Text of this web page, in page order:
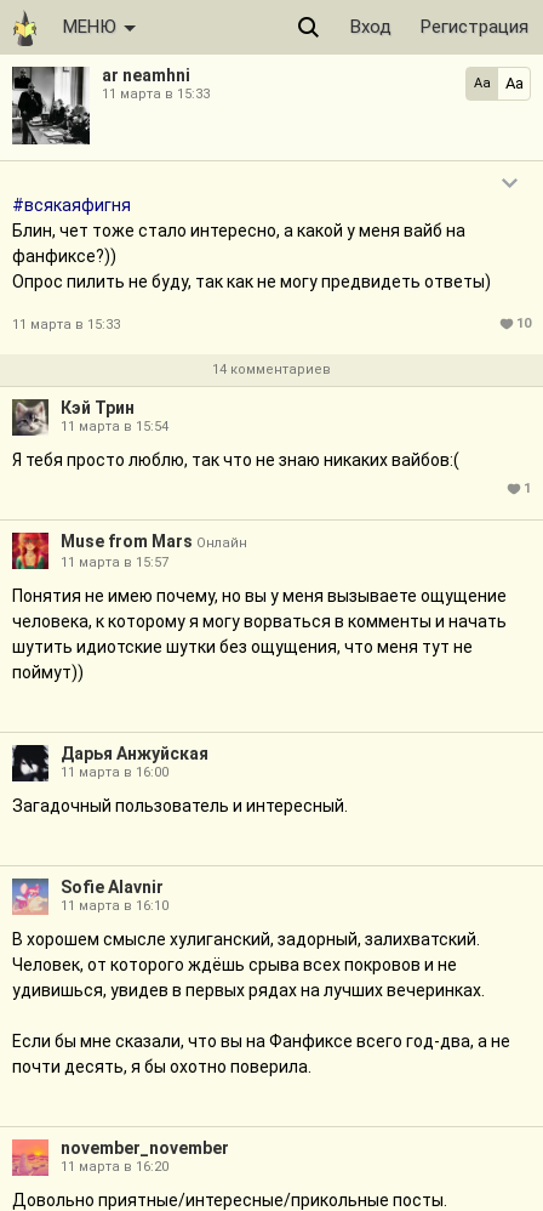
МЕНЮ Вход Регистрация
ar neamhni
11 марта в 15:33
Aa Aa
#всякаяфигня
Блин, чет тоже стало интересно, а какой у меня вайб на
фанфиксе?))
Опрос пилить не буду, так как не могу предвидеть ответы)
11 марта в 15:33 10
14 комментариев
Кэй Трин
11 марта в 15:54
Я тебя просто люблю, так что не знаю никаких вайбов:(
1
Muse from Mars Онлайн
11 марта в 15:57
Понятия не имею почему, но вы у меня вызываете ощущение
человека, к которому я могу ворваться в комменты и начать
шутить идиотские шутки без ощущения, что меня тут не
поймут))
Дарья Анжуйская
11 марта в 16:00
Загадочный пользователь и интересный.
Sofie Alavnir
11 марта в 16:10
В хорошем смысле хулиганский, задорный, залихватский.
Человек, от которого ждёшь срыва всех покровов и не
удивишься, увидев в первых рядах на лучших вечеринках.
Если бы мне сказали, что вы на Фанфиксе всего год-два, а не
почти десять, я бы охотно поверила.
november_november
11 марта в 16:20
Довольно приятные/интересные/прикольные посты.